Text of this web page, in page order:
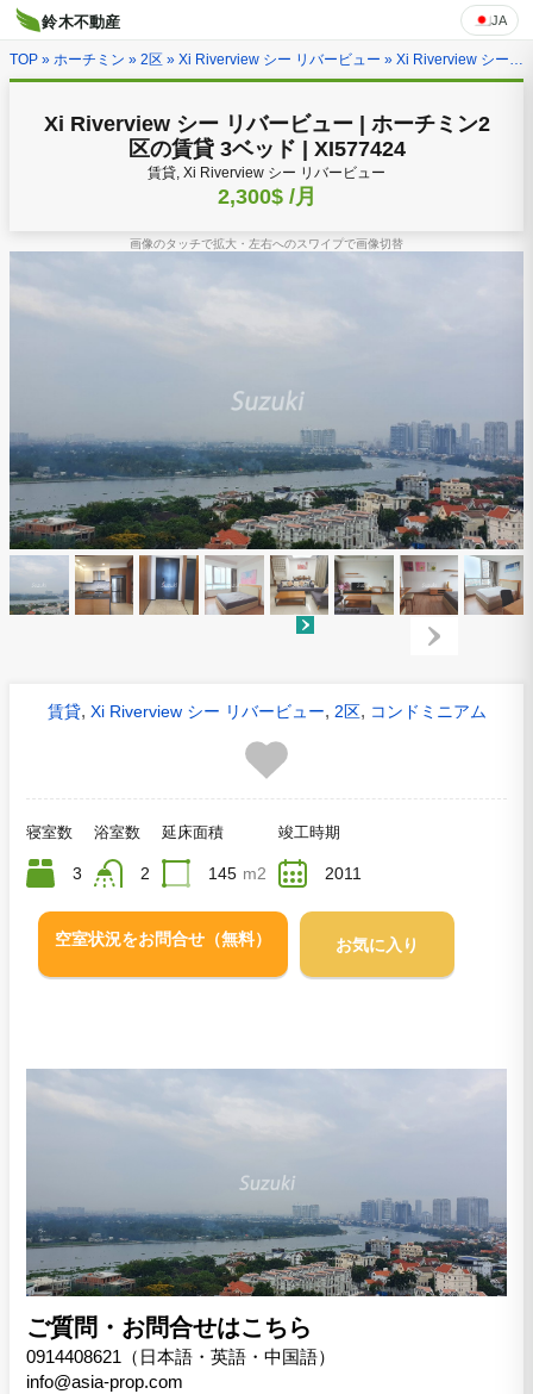
TOP » ホーチミン » 2区 » Xi Riverview シー リバービュー » Xi Riverview シー リバービュー | ホーチミン2区の賃貸 3ベッド | XI577424
Xi Riverview シー リバービュー | ホーチミン2
区の賃貸 3ベッド | XI577424
賃貸, Xi Riverview シー リバービュー
2,300$ /月
画像のタッチで拡大・左右へのスワイプで画像切替
賃貸, Xi Riverview シー リバービュー, 2区, コンドミニアム
寝室数
3
浴室数
2
延床面積
145 m2
竣工時期
2011
空室状況をお問合せ（無料） お気に入り
ご質問・お問合せはこちら
0914408621（日本語・英語・中国語）
info@asia-prop.com
鈴木不動産 JA